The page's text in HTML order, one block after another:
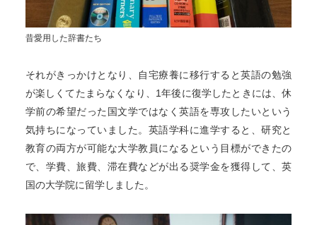
昔愛用した辞書たち
それがきっかけとなり、自宅療養に移行すると英語の勉強
が楽しくてたまらなくなり、1年後に復学したときには、休
学前の希望だった国文学ではなく英語を専攻したいという
気持ちになっていました。英語学科に進学すると、研究と
教育の両方が可能な大学教員になるという目標ができたの
で、学費、旅費、滞在費などが出る奨学金を獲得して、英
国の大学院に留学しました。